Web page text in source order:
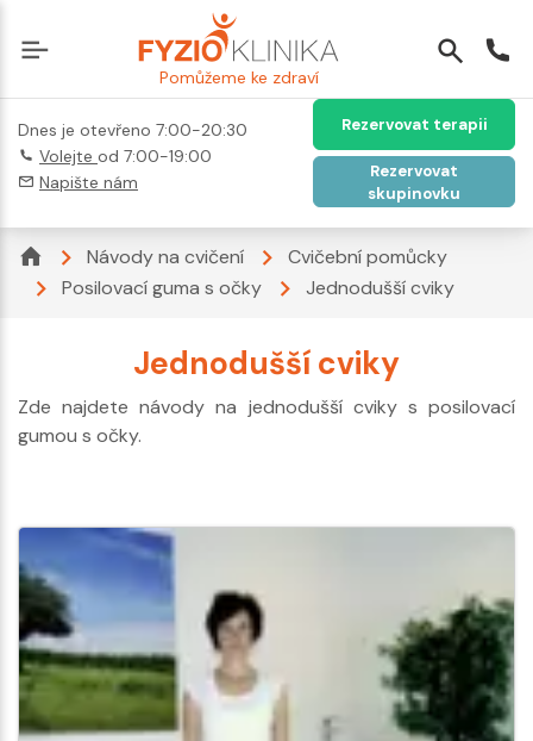
Pomůžeme ke zdraví
Dnes je otevřeno 7:00-20:30
Volejte od 7:00-19:00
Napište nám
Rezervovat terapii
Rezervovat
skupinovku
Návody na cvičení
Cvičební pomůcky
Posilovací guma s očky
Jednodušší cviky
Jednodušší cviky
Zde najdete návody na jednodušší cviky s posilovací
gumou s očky.